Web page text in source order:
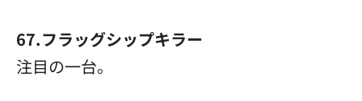
67.フラッグシップキラー
注目の一台。